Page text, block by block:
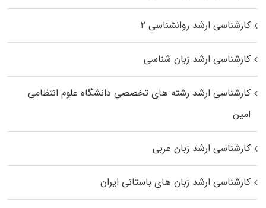
کارشناسی ارشد روانشناسی ۲
کارشناسی ارشد زبان شناسی
کارشناسی ارشد رﺷﺘﻪ ﻫﺎی تخصصی داﻧﺸﮕﺎه ﻋﻠﻮم انتظامی
اﻣﻴﻦ
کارشناسی ارشد زبان عربی
کارشناسی ارشد زبان‌ های باستانی ایران